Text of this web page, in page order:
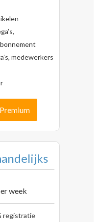
medewerkers
week
registratie